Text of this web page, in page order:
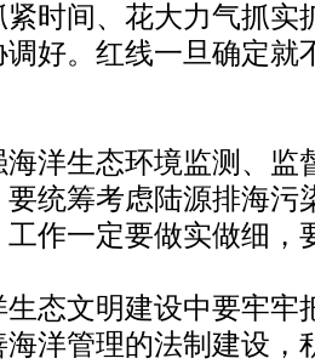
时间、花大力气抓实
好。红线一旦确定就
生态环境监测、监
统筹考虑陆源排海污
作一定要做实做细，
文明建设中要牢牢
洋管理的法制建设，